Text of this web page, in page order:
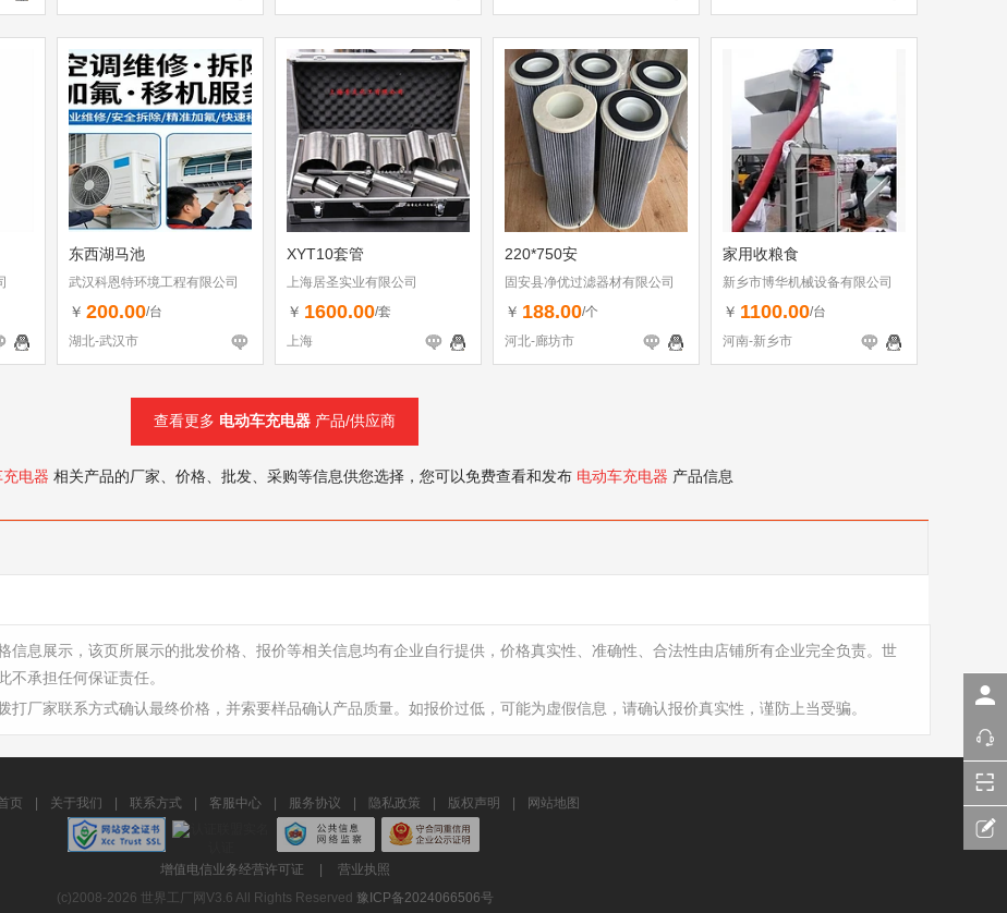
东西湖马池
武汉科恩特环境工程有限公司
￥ 200.00/台
湖北-武汉市
XYT10套管
上海居圣实业有限公司
￥ 1600.00/套
上海
220*750安
固安县净优过滤器材有限公司
￥ 188.00/个
河北-廊坊市
家用收粮食
新乡市博华机械设备有限公司
￥ 1100.00/台
河南-新乡市
查看更多 电动车充电器 产品/供应商
电器 相关产品的厂家、价格、批发、采购等信息供您选择，您可以免费查看和发布 电动车充电器 产品信息
信息展示，该页所展示的批发价格、报价等相关信息均有企业自行提供，价格真实性、准确性、合法性由店铺所有企业完全负责。世
不承担任何保证责任。
打厂家联系方式确认最终价格，并索要样品确认产品质量。如报价过低，可能为虚假信息，请确认报价真实性，谨防上当受骗。
页 关于我们 联系方式 客服中心 服务协议 隐私政策 版权声明 网站地图
增值电信业务经营许可证
营业执照
(c)2008-2026 世界工厂网V3.6 All Rights Reserved 豫ICP备2024066506号